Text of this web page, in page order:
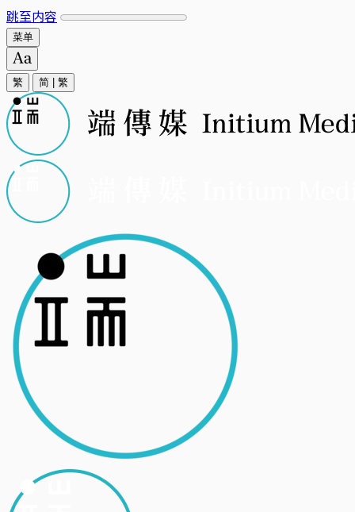
跳至内容
菜单
繁 简 繁